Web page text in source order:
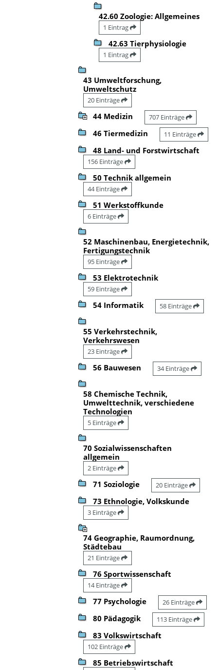
42.60 Zoologie: Allgemeines
1 Eintrag
42.63 Tierphysiologie
1 Eintrag
43 Umweltforschung,
Umweltschutz
20 Einträge
44 Medizin 707 Einträge
46 Tiermedizin 11 Einträge
48 Land- und Forstwirtschaft
156 Einträge
50 Technik allgemein
44 Einträge
51 Werkstoffkunde
6 Einträge
52 Maschinenbau, Energietechnik,
Fertigungstechnik
95 Einträge
53 Elektrotechnik
59 Einträge
54 Informatik 58 Einträge
55 Verkehrstechnik,
Verkehrswesen
23 Einträge
56 Bauwesen 34 Einträge
58 Chemische Technik,
Umwelttechnik, verschiedene
Technologien
5 Einträge
70 Sozialwissenschaften
allgemein
2 Einträge
71 Soziologie 20 Einträge
73 Ethnologie, Volkskunde
3 Einträge
74 Geographie, Raumordnung,
Städtebau
21 Einträge
76 Sportwissenschaft
14 Einträge
77 Psychologie 26 Einträge
80 Pädagogik 113 Einträge
83 Volkswirtschaft
102 Einträge
85 Betriebswirtschaft